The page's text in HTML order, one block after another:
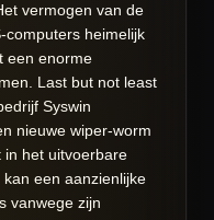
vermogen van de
computers heimelijk
een enorme
Last but not least
Syswin
nieuwe wiper-worm
in het uitvoerbare
een aanzienlijke
vanwege zijn